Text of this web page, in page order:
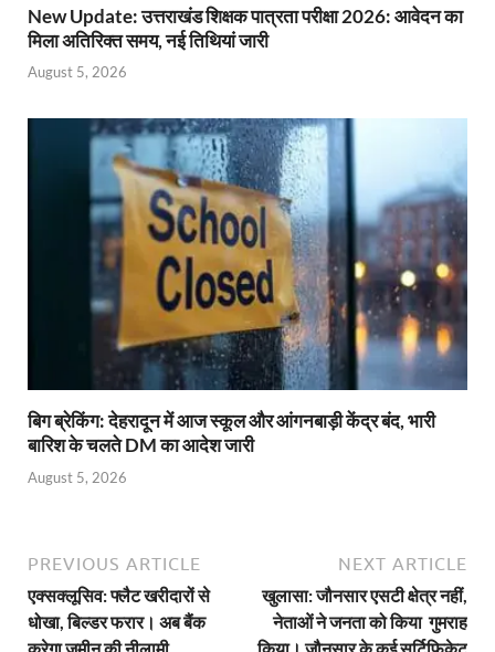
New Update: उत्तराखंड शिक्षक पात्रता परीक्षा 2026: आवेदन का
मिला अतिरिक्त समय, नई तिथियां जारी
August 5, 2026
बिग ब्रेकिंग: देहरादून में आज स्कूल और आंगनबाड़ी केंद्र बंद, भारी
बारिश के चलते DM का आदेश जारी
August 5, 2026
PREVIOUS ARTICLE
एक्सक्लूसिव: फ्लैट खरीदारों से
धोखा, बिल्डर फरार। अब बैंक
NEXT ARTICLE
खुलासा: जौनसार एसटी क्षेत्र नहीं,
नेताओं ने जनता को किया गुमराह